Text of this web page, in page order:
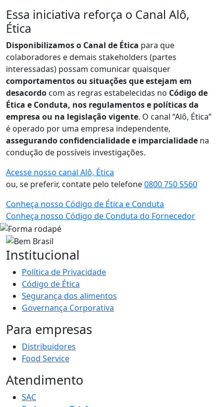
Essa iniciativa reforça o Canal Alô,
Ética
Disponibilizamos o Canal de Ética para que
colaboradores e demais stakeholders (partes
interessadas) possam comunicar quaisquer
comportamentos ou situações que estejam em
desacordo com as regras estabelecidas no Código de
Ética e Conduta, nos regulamentos e políticas da
empresa ou na legislação vigente. O canal “Alô, Ética”
é operado por uma empresa independente,
assegurando confidencialidade e imparcialidade na
condução de possíveis investigações.
Acesse nosso canal Alô, Ética
ou, se preferir, contate pelo telefone0800 750 5560
Conheça nosso Código de Ética e Conduta
Conheça nosso Código de Conduta do Fornecedor
Institucional
Política de Privacidade
Código de Ética
Segurança dos alimentos
Governança Corporativa
Para empresas
Distribuidores
Food Service
Atendimento
SAC